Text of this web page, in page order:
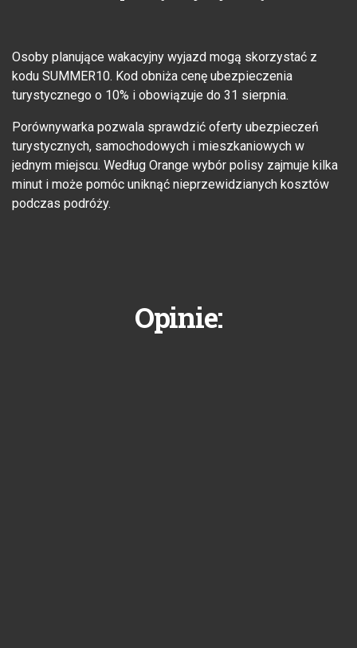
Osoby planujące wakacyjny wyjazd mogą skorzystać z
kodu SUMMER10. Kod obniża cenę ubezpieczenia
turystycznego o 10% i obowiązuje do 31 sierpnia.
Porównywarka pozwala sprawdzić oferty ubezpieczeń
turystycznych, samochodowych i mieszkaniowych w
jednym miejscu. Według Orange wybór polisy zajmuje kilka
minut i może pomóc uniknąć nieprzewidzianych kosztów
podczas podróży.
Opinie: